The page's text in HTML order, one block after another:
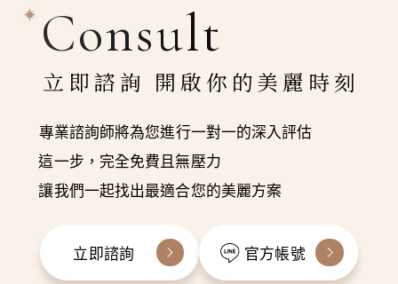
Consult
立即諮詢 開啟你的美麗時刻
專業諮詢師將為您進行一對一的深入評估
這一步，完全免費且無壓力
讓我們一起找出最適合您的美麗方案
立即諮詢 官方帳號